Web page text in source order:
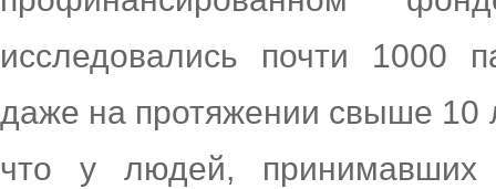
исследовались почти 1000
даже на протяжении свыше 10
что у людей, принимавших